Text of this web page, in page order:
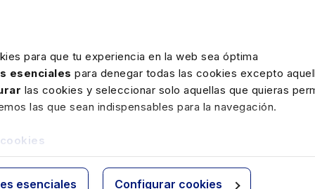
para que tu experiencia en la web sea óptima
esenciales para denegar todas las cookies excepto
las cookies y seleccionar solo aquellas que quieras
las que sean indispensables para la navegación.
esenciales Configurar cookies
normativos más
sobresalientes en esta
y los retos que implican.
septiembre de 2021